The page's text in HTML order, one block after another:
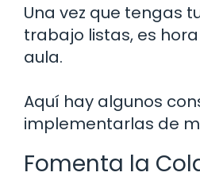
Una vez que tengas
trabajo listas, es
aula.
Aquí hay algunos
implementarlas de
Fomenta la